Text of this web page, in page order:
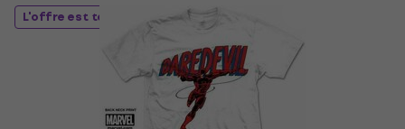
L'offre est terminée